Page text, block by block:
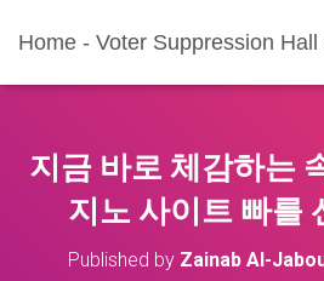
Home - Voter Suppression
지금 바로 체감하는
지노 사이트 빠를
Published by Zainab Al-